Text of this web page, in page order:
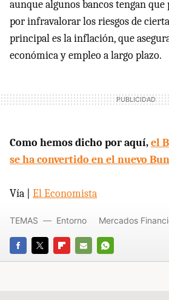
aunque algunos bancos tengan
por infravalorar los riesgos de
principal es la inflación, que
económica y empleo a largo plazo.
Como hemos dicho por aquí,el
se ha convertido en el nuevo
Vía | El Economista
FACEBOOK
TWITTERFLIPBOARD
E-
WHATSAPP
TEMAS Entorno Mercados